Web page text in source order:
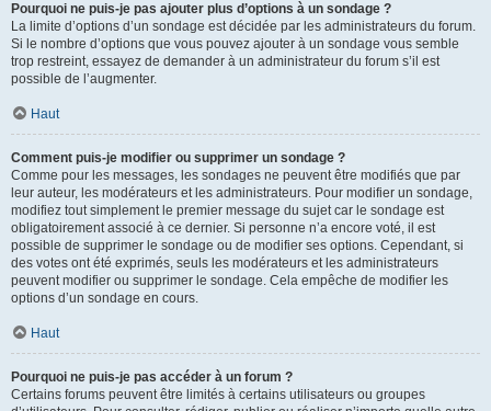
Pourquoi ne puis-je pas ajouter plus d’options à un sondage ?
La limite d’options d’un sondage est décidée par les administrateurs du forum.
Si le nombre d’options que vous pouvez ajouter à un sondage vous semble
trop restreint, essayez de demander à un administrateur du forum s’il est
possible de l’augmenter.
Haut
Comment puis-je modifier ou supprimer un sondage ?
Comme pour les messages, les sondages ne peuvent être modifiés que par
leur auteur, les modérateurs et les administrateurs. Pour modifier un sondage,
modifiez tout simplement le premier message du sujet car le sondage est
obligatoirement associé à ce dernier. Si personne n’a encore voté, il est
possible de supprimer le sondage ou de modifier ses options. Cependant, si
des votes ont été exprimés, seuls les modérateurs et les administrateurs
peuvent modifier ou supprimer le sondage. Cela empêche de modifier les
options d’un sondage en cours.
Haut
Pourquoi ne puis-je pas accéder à un forum ?
Certains forums peuvent être limités à certains utilisateurs ou groupes